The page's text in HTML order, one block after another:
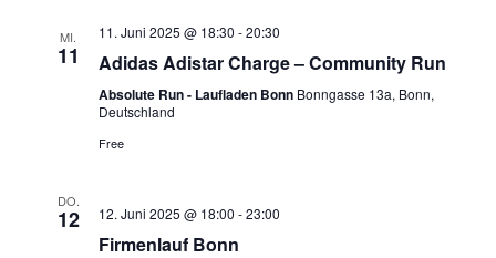
MI.
11
11. Juni 2025 @ 18:30 -20:30
Adidas Adistar Charge – Community Run
Absolute Run - Laufladen Bonn Bonngasse 13a, Bonn,
Deutschland
Free
DO.
12 12. Juni 2025 @ 18:00 -23:00
Firmenlauf Bonn